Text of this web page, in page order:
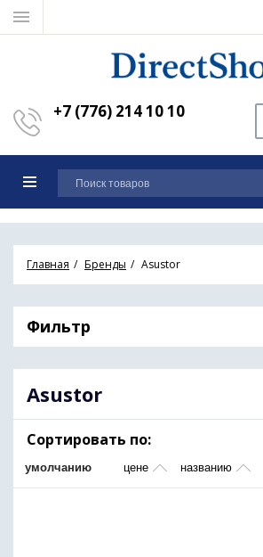
+7 (776) 214 10 10
Главная Бренды Asustor
Фильтр
Asustor
Сортировать по:
умолчанию цене названию